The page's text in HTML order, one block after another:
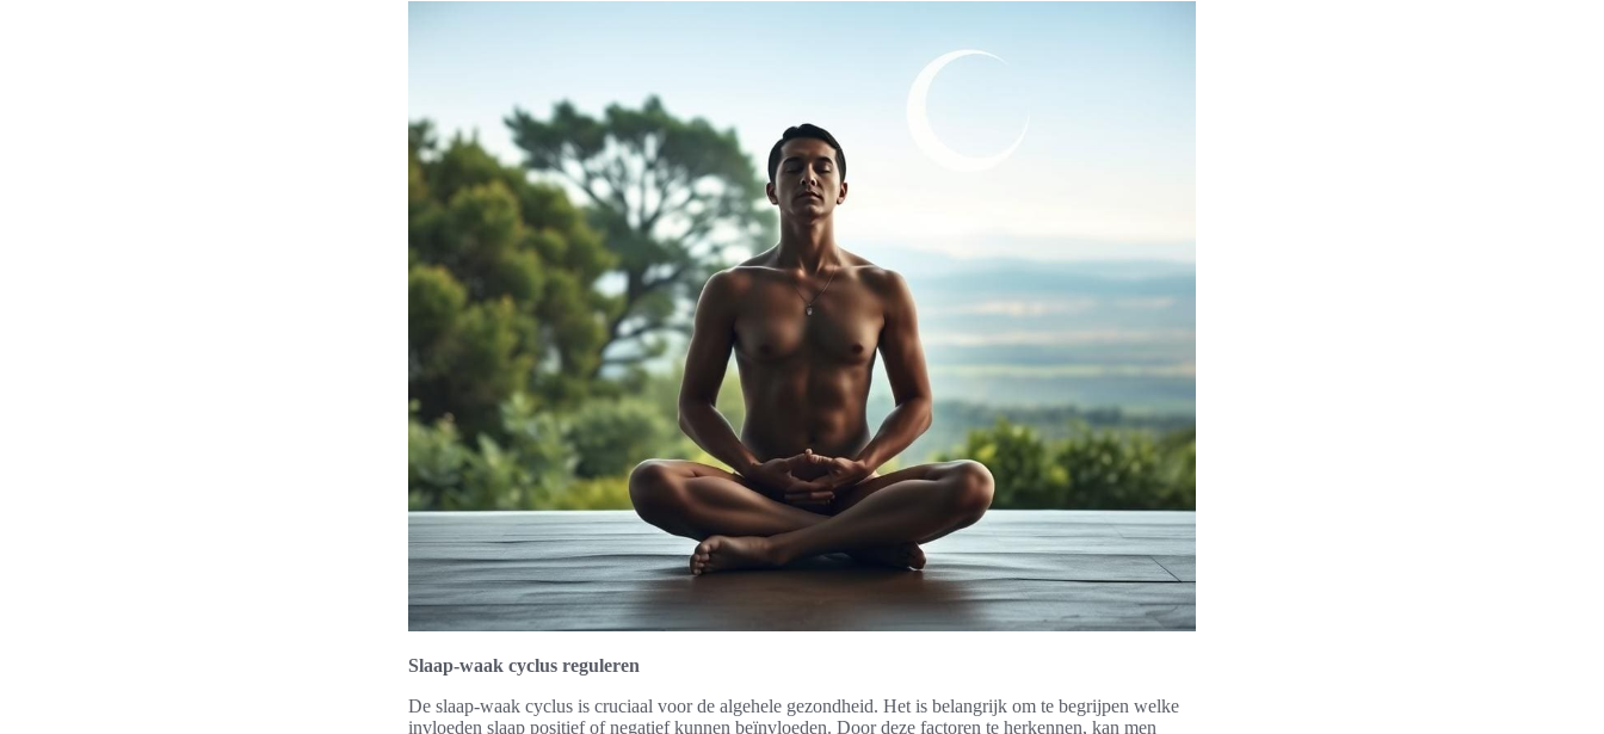
Slaap-waak cyclus reguleren
De slaap-waak cyclus is cruciaal voor de algehele gezondheid. Het is belangrijk om te begrijpen welke
invloeden slaap positief of negatief kunnen beïnvloeden. Door deze factoren te herkennen, kan men